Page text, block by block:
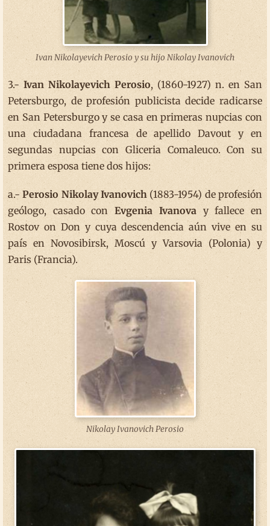
Ivan Nikolayevich Perosio y su hijo Nikolay Ivanovich
3.- Ivan Nikolayevich Perosio, (1860-1927) n. en San
Petersburgo, de profesión publicista decide radicarse
en San Petersburgo y se casa en primeras nupcias con
una ciudadana francesa de apellido Davout y en
segundas nupcias con Gliceria Comaleuco. Con su
primera esposa tiene dos hijos:
a.-Perosio Nikolay Ivanovich (1883-1954) de profesión
geólogo, casado conEvgenia Ivanovay fallece en
Rostov on Don y cuya descendencia aún vive en su
país en Novosibirsk, Moscú y Varsovia (Polonia) y
Paris (Francia).
Nikolay Ivanovich Perosio